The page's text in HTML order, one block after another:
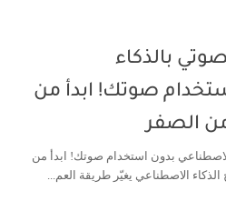
بالذكاء
صوتك! ابدأ من
الصفر
الاصطناعي بدون استخدام صوتك! ابدأ من
الاصطناعي يغيّر طريقة العم...